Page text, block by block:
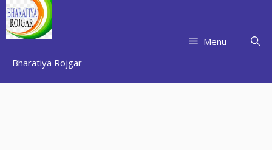
Skip
to
content
Bharatiya Rojgar
Menu